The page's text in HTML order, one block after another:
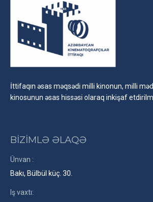
İttifaqın əsas məqsədi milli kinonun, milli
kinosunun əsas hissəsi olaraq inkişaf
BİZİMLƏ ƏLAQƏ
Ünvan :
Bakı, Bülbül küç. 30.
Iş vaxtı: